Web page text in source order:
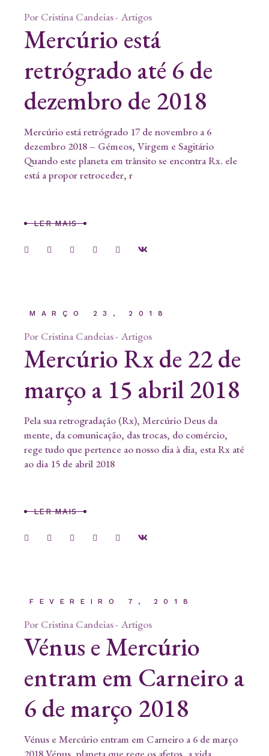
Por Cristina Candeias Artigos
Mercúrio está
retrógrado até 6 de
dezembro de 2018
Mercúrio está retrógrado 17 de novembro a 6
dezembro 2018 – Gémeos, Virgem e Sagitário
Quando este planeta em trânsito se encontra Rx. ele
está a propor retroceder, r
LER MAIS
MARÇO 23, 2018
Por Cristina Candeias Artigos
Mercúrio Rx de 22 de
março a 15 abril 2018
Pela sua retrogradação (Rx), Mercúrio Deus da
mente, da comunicação, das trocas, do comércio,
rege tudo que pertence ao nosso dia à dia, esta Rx até
ao dia 15 de abril 2018
LER MAIS
FEVEREIRO 7, 2018
Por Cristina Candeias Artigos
Vénus e Mercúrio
entram em Carneiro a
6 de março 2018
Vénus e Mercúrio entram em Carneiro a 6 de março